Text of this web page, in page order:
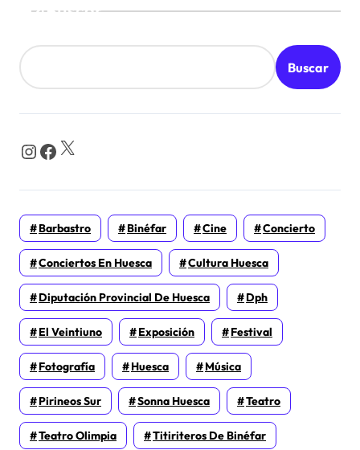
Buscar
Buscar
InstagramFacebook X
Barbastro Binéfar Cine Concierto
Conciertos En Huesca Cultura Huesca
Diputación Provincial De Huesca Dph
El Veintiuno Exposición Festival
Fotografía Huesca Música
Pirineos Sur Sonna Huesca Teatro
Teatro Olimpia Titiriteros De Binéfar